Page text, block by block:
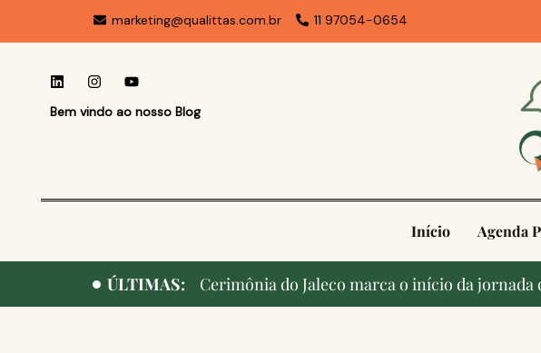
marketing@qualittas.com.br 11 97054-0654
Bem vindo ao nosso Blog
Início Agenda
ÚLTIMAS: Cerimônia do Jaleco marca o início da